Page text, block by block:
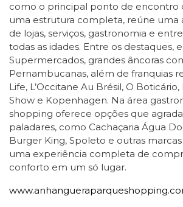
como o principal ponto de encontro
uma estrutura completa, reúne uma
de lojas, serviços, gastronomia e
todas as idades. Entre os destaques,
Supermercados, grandes âncoras
Pernambucanas, além de franquias
Life, L’Occitane Au Brésil, O
Show e Kopenhagen. Na área
shopping oferece opções que
paladares, como Cachaçaria Água
Burger King, Spoleto e outras
uma experiência completa de
conforto em um só lugar.